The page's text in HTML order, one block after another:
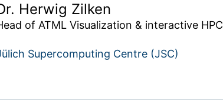
Herwig Zilken
of ATML Visualization & interactive HPC
Supercomputing Centre (JSC)